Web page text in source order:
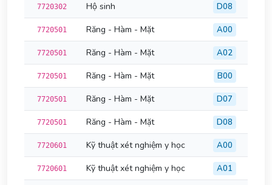
7720302 Hộ sinh D08
7720501 Răng - Hàm - Mặt A00
7720501 Răng - Hàm - Mặt A02
7720501 Răng - Hàm - Mặt B00
7720501 Răng - Hàm - Mặt D07
7720501 Răng - Hàm - Mặt D08
7720601 Kỹ thuật xét nghiệm y học A00
7720601 Kỹ thuật xét nghiệm y học A01